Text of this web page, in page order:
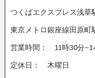
つくばエクスプレス浅
東京メトロ銀座線田原
営業時間： 11時30分
定休日： 木曜日